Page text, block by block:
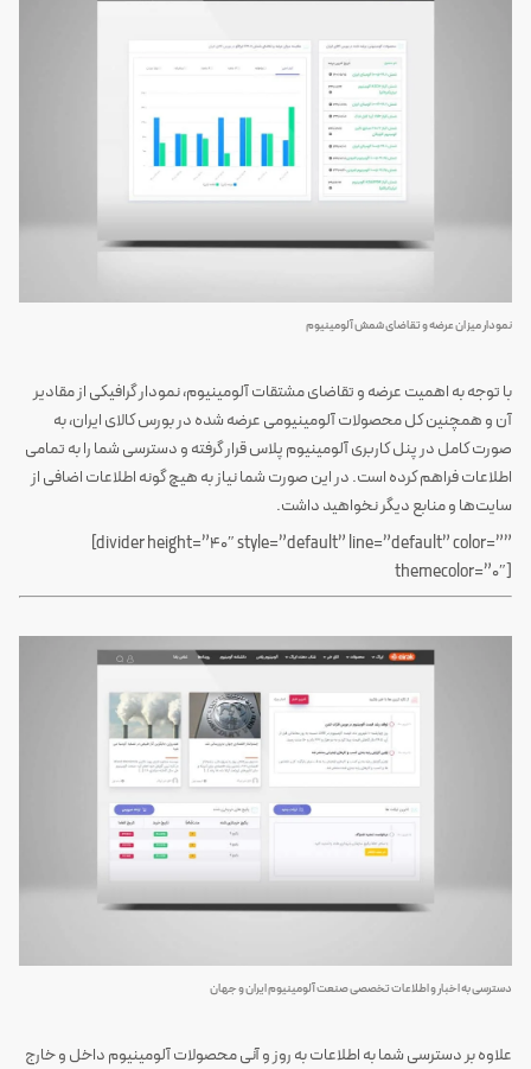
نمودار میزان عرضه و تقاضای شمش آلومینیوم
‍‌‎‍‌با توجه به اهمیت عرضه و تقاضای مشتقات آلومینیوم، نمودار گرافیکی از مقادیر
آن و همچنین کل محصولات آلومینیومی عرضه شده در بورس کالای ایران، به
صورت کامل در پنل کاربری آلومینیوم پلاس قرار گرفته و دسترسی شما را به تمامی
اطلاعات فراهم کرده است. در این صورت شما نیاز به هیچ گونه اطلاعات اضافی از
سایت‌ها و منابع دیگر نخواهید داشت.
‍‌‎‍‌‎‏‎‍‌[divider height=”40″ style=”default” line=”default” color=””
themecolor=”0″]
دسترسی به اخبار و اطلاعات تخصصی صنعت آلومینیوم ایران و جهان
‍‌‎‍‌‎‍‌‎علاوه بر دسترسی شما به اطلاعات به روز و آنی محصولات آلومینیوم داخل و خارج